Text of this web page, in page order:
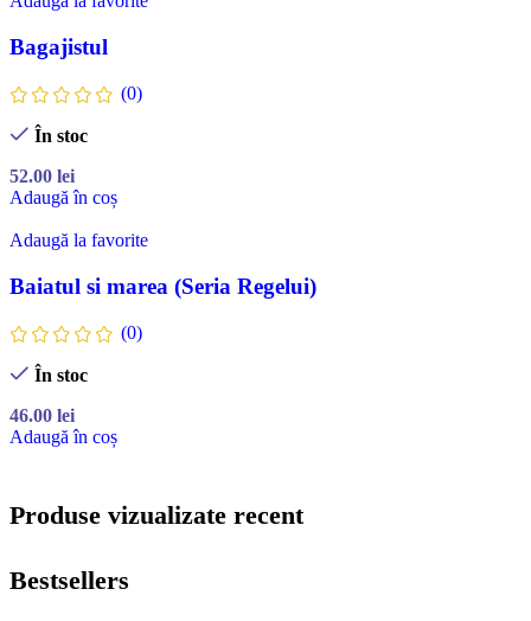
Bagajistul
(0)
În stoc
52.00 lei
Adaugă în coș
Adaugă la favorite
Baiatul si marea (Seria Regelui)
(0)
În stoc
46.00 lei
Adaugă în coș
Produse vizualizate recent
Bestsellers